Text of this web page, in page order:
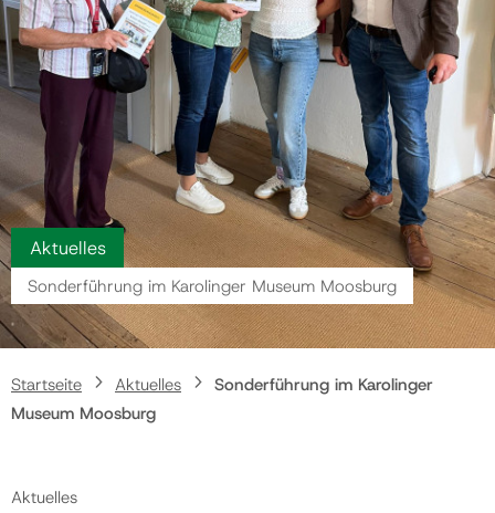
Veranstaltungen
Politik
Gemeinde
Kontakt
Aktuelles
Sonderführung im Karolinger Museum Moosburg
Startseite Aktuelles
Sonderführung im Karolinger
Museum Moosburg
Aktuelles